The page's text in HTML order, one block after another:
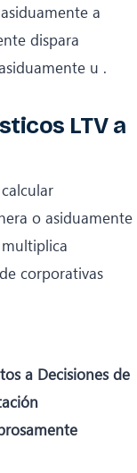
a
dispara
u .
LTV a
o asiduamente
corporativas
a Decisiones de